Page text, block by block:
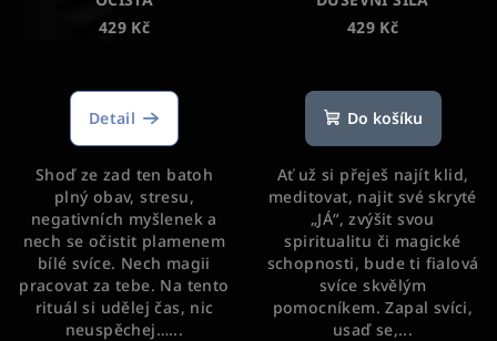
429 Kč
hodnocení
produktu
z
5
hvězdiček.
Detail
Shoď ze zad ten batoh
plný obav, stresu,
negativních myšlenek a
nech se očistit plamenem
bílé svíce. Nech magii
pracovat za tebe. Na tento
rituál si udělej čas, nic
neuspěchej…...
429 Kč
hodnocení
produktu
z
5
hvězdiček.
Do košíku
Ať už si přeješ najít klid,
meditovat, najit své skryté
„JÁ“, zvýšit svou
spiritualitu či magické
schopnosti, bude ti fialová
svíce skvělým
pomocníkem. Zapal svíci,
usaď se,...